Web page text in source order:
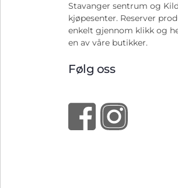
Stavanger sentrum og
kjøpesenter. Reserver
enkelt gjennom klikk og
en av våre butikker.
Følg oss